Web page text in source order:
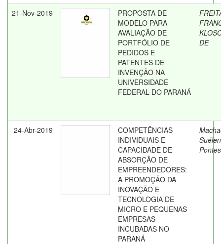
21-Nov-2019
PROPOSTA DE
MODELO PARA
AVALIAÇÃO DE
PORTFÓLIO DE
PEDIDOS E
PATENTES DE
INVENÇÃO NA
UNIVERSIDADE
FEDERAL DO PARANÁ
DE
24-Abr-2019
COMPETÊNCIAS
INDIVIDUAIS E
CAPACIDADE DE
ABSORÇÃO DE
EMPREENDEDORES:
A PROMOÇÃO DA
INOVAÇÃO E
TECNOLOGIA DE
MICRO E PEQUENAS
EMPRESAS
INCUBADAS NO
PARANÁ
Suélen
Pontes